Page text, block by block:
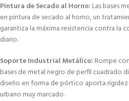
Pintura de Secado al Horno: Las bases
en pintura de secado al horno, un
garantiza la máxima resistencia contra la
diario.
Soporte Industrial Metálico: Rompe
bases de metal negro de perfil cuadrado
diseño en forma de pórtico aporta rigidez
urbano muy marcado.